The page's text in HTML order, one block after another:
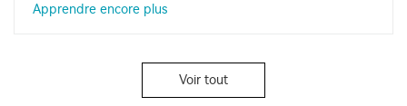
Apprendre encore plus
Voir tout